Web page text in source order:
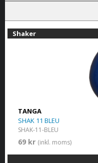
Shaker
TANGA
SHAK 11 BLEU
SHAK-11-BLEU
69 kr (inkl. moms)